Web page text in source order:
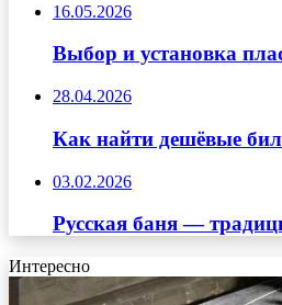
16.05.2026
Выбор и установка
28.04.2026
Как найти дешёвые
03.02.2026
Русская баня —
Интересно